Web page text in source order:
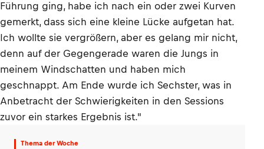
Führung ging, habe ich nach ein oder zwei Kurven
gemerkt, dass sich eine kleine Lücke aufgetan hat.
Ich wollte sie vergrößern, aber es gelang mir nicht,
denn auf der Gegengerade waren die Jungs in
meinem Windschatten und haben mich
geschnappt. Am Ende wurde ich Sechster, was in
Anbetracht der Schwierigkeiten in den Sessions
zuvor ein starkes Ergebnis ist."
Thema der Woche